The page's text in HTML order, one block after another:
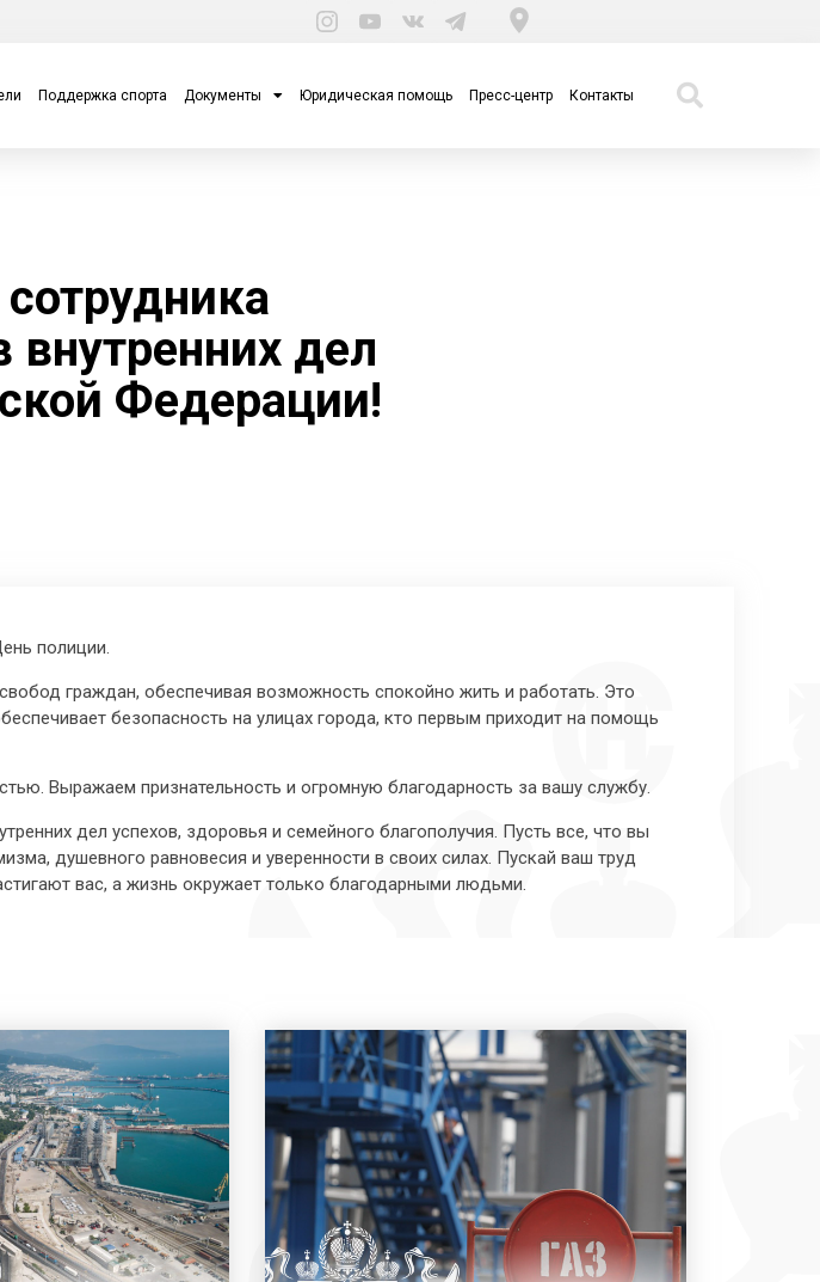
Поддержка спорта Документы Юридическая помощь Пресс-центр Контакты
внутренних дел
Федерации!
полиции.
граждан, обеспечивая возможность спокойно жить и работать. Это
безопасность на улицах города, кто первым приходит на помощь
Выражаем признательность и огромную благодарность за вашу службу.
дел успехов, здоровья и семейного благополучия. Пусть все, что вы
душевного равновесия и уверенности в своих силах. Пускай ваш труд
вас, а жизнь окружает только благодарными людьми.